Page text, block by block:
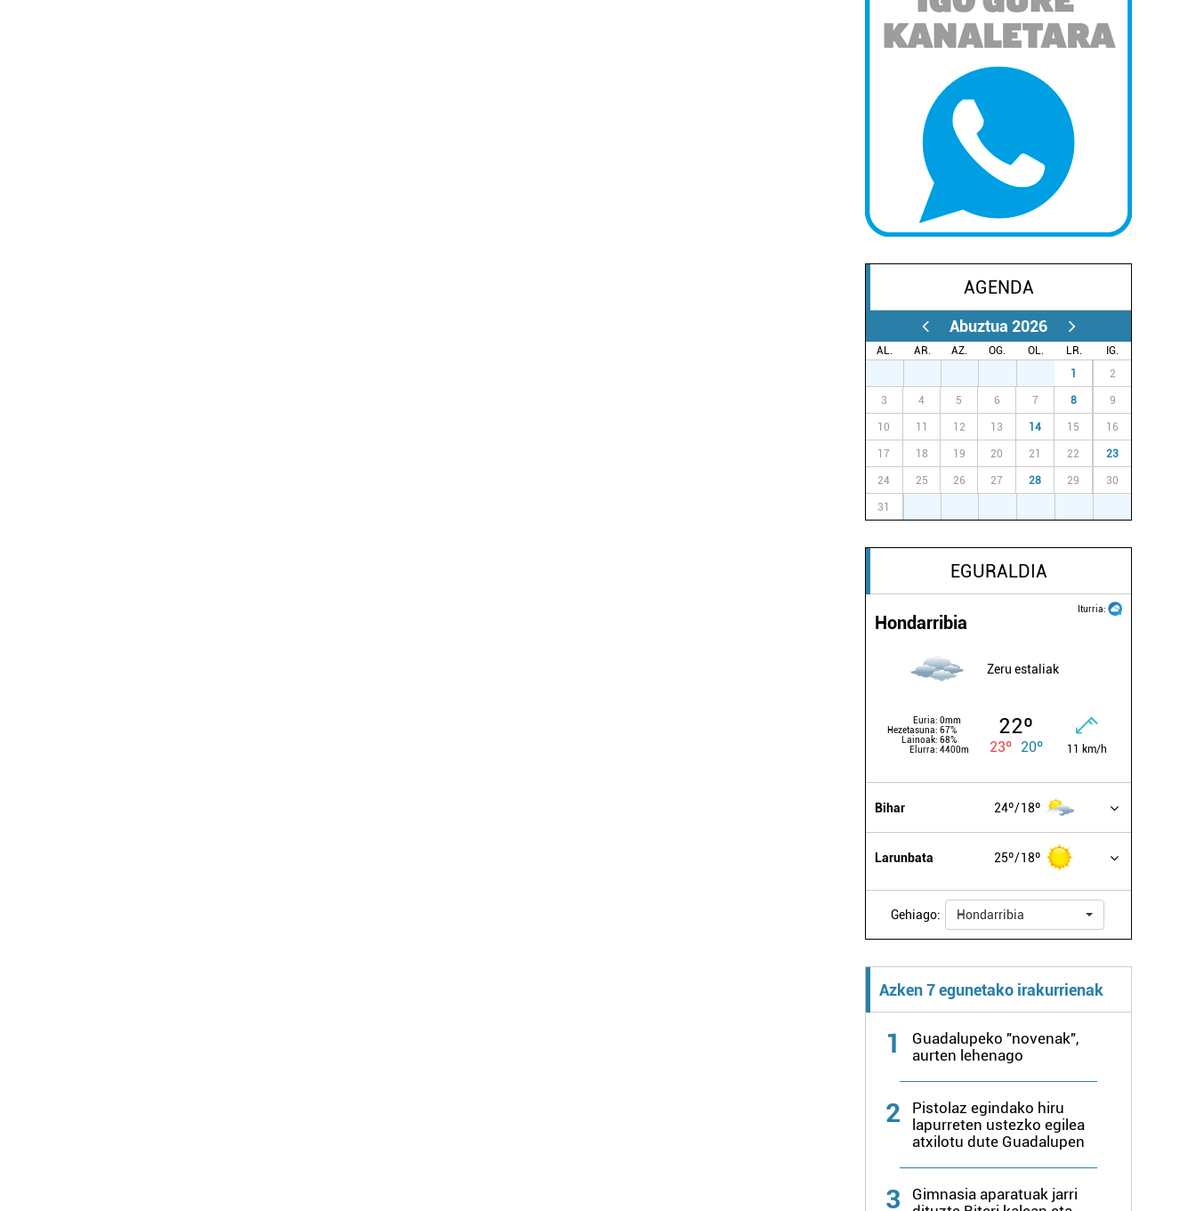
AGENDA
Abuztua 2026
AL. AR. AZ. OG. OL. LR.
IG.
1 2
3 4 5 6 7 8 9
10 11 12 13 14 15 16
17 18 19 20 21 22 23
24 25 26 27 28 29 30
31
EGURALDIA
Iturria:
Hondarribia
Zeru estaliak
Euria: 0mm
Hezetasuna: 67%
Lainoak: 68%
Elurra: 4400m
22º
23º 20º 11 km/h
Bihar 24º 18º
Larunbata 25º 18º
Gehiago: Hondarribia
Azken 7 egunetako irakurrienak
1
Guadalupeko "novenak",
aurten lehenago
2
Pistolaz egindako hiru
lapurreten ustezko egilea
atxilotu dute Guadalupen
3
Gimnasia aparatuak jarri